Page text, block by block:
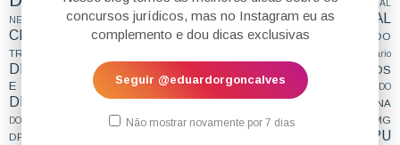
concursos jurídicos, mas no Instagram eu as
complemento e dou dicas exclusivas
Seguir @eduardorgoncalves
Não mostrar novamente por 7 dias
DIREITO PENAL INDÍGENA
DIREITO PENAL
NEGOCIAL
DIREITO PREVIDENCIÁRIO
DIREITO PROCESSUAL
CIVIL
DIREITO PROCESSUAL COLETIVO
DIREITO PROCESSUAL DO
TRABALHO
direito sanitário
DIREITO TRIBUTÁRIO
DIREITOS DIFUSOS
E COLETIVOS
DIREITOS DO CONCURSEIRO DIREITOS DO CONTRATADO
DIREITOS HUMANOS DOUTRINA
DOWNLOAD DPE DPEAL DPEAM DPEAP DPECE
DPEMG
DPEPE
DPU